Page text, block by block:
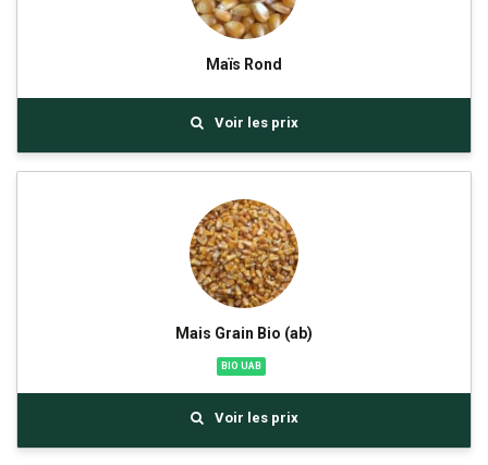
Maïs Rond
Voir les prix
Mais Grain Bio (ab)
BIO UAB
Voir les prix